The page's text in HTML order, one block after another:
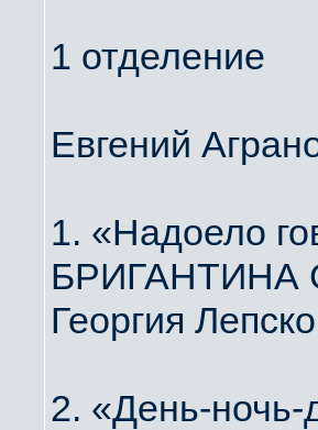
1 отделение
Евгений
1. «Надоело
БРИГАНТИНА
Георгия
2. «День-